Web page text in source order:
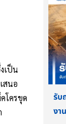
เป็น
สนอ
โครขุด
รับ
งา